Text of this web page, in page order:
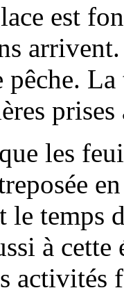
est
pêche.
les
le temps
à